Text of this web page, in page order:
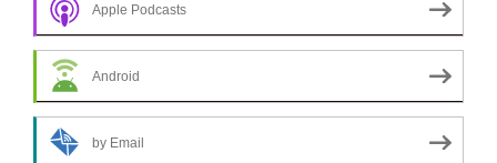
Apple Podcasts
Android
by Email